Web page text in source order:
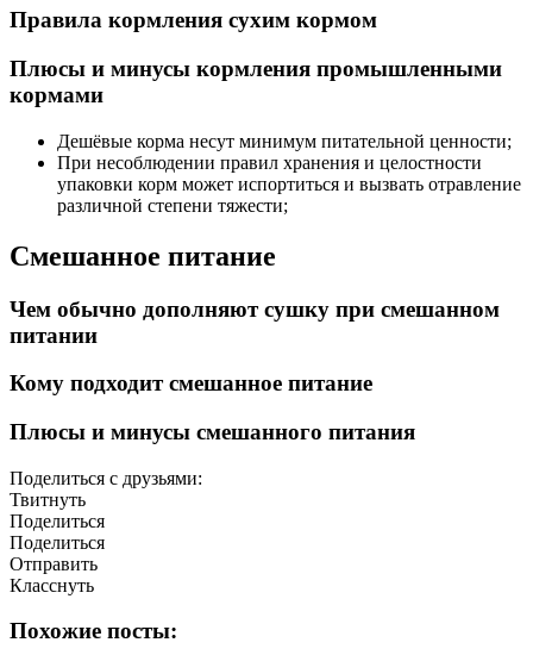
Правила кормления сухим кормом
Плюсы и минусы кормления промышленными
кормами
Дешёвые корма несут минимум питательной ценности;
При несоблюдении правил хранения и целостности
упаковки корм может испортиться и вызвать отравление
различной степени тяжести;
Смешанное питание
Чем обычно дополняют сушку при смешанном
питании
Кому подходит смешанное питание
Плюсы и минусы смешанного питания
Поделиться с друзьями:
Твитнуть
Поделиться
Поделиться
Отправить
Класснуть
Похожие посты: